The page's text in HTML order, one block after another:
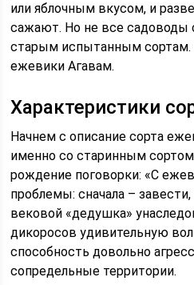
или яблочным вкусом, и
сажают. Но не все садоводы
старым испытанным сортам.
ежевики Агавам.
Характеристики
Начнем с описание сорта
именно со старинным
рождение поговорки: «С
проблемы: сначала –
вековой «дедушка»
дикоросов удивительную
способность довольно
сопредельные территории.